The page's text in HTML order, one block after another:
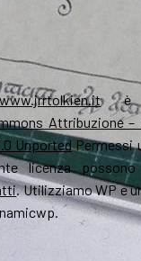
www.jrrtolkien.itè
Attribuzione
UnportedPermessi
licenza
. Utilizziamo WP e